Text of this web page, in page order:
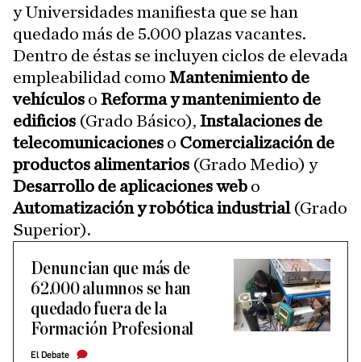
y Universidades manifiesta que se han
quedado más de 5.000 plazas vacantes.
Dentro de éstas se incluyen ciclos de elevada
empleabilidad como Mantenimiento de
vehículos o Reforma y mantenimiento de
edificios (Grado Básico), Instalaciones de
telecomunicaciones o Comercialización de
productos alimentarios (Grado Medio) y
Desarrollo de aplicaciones web o
Automatización y robótica industrial(Grado
Superior).
Denuncian que más de
62.000 alumnos se han
quedado fuera de la
Formación Profesional
El Debate